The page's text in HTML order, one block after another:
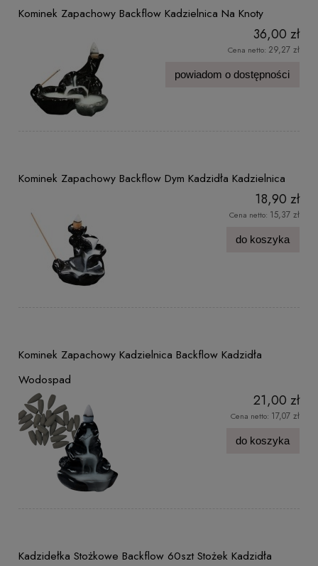
Kominek Zapachowy Backflow Kadzielnica Na Knoty
36,00 zł
Cena netto: 29,27 zł
powiadom o dostępności
Kominek Zapachowy Backflow Dym Kadzidła Kadzielnica
18,90 zł
Cena netto: 15,37 zł
do koszyka
Kominek Zapachowy Kadzielnica Backflow Kadzidła
Wodospad
21,00 zł
Cena netto: 17,07 zł
do koszyka
Kadzidełka Stożkowe Backflow 60szt Stożek Kadzidła